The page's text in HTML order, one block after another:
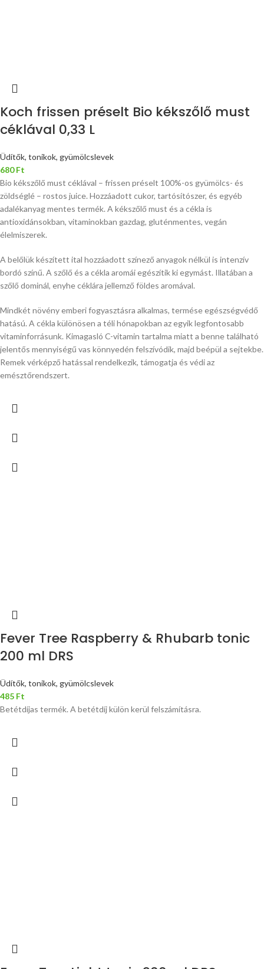
Koch frissen préselt Bio kékszőlő must
céklával 0,33 L
Üdítők, tonikok, gyümölcslevek
680Ft
Bio kékszőlő must céklával – frissen préselt 100%-os gyümölcs- és
zöldséglé – rostos juice. Hozzáadott cukor, tartósítószer, és egyéb
adalékanyag mentes termék. A kékszőlő must és a cékla is
antioxidánsokban, vitaminokban gazdag, gluténmentes, vegán
élelmiszerek.
A belőlük készített ital hozzáadott színező anyagok nélkül is intenzív
bordó színű. A szőlő és a cékla aromái egészítik ki egymást. Illatában a
szőlő dominál, enyhe céklára jellemző földes aromával.
Mindkét növény emberi fogyasztásra alkalmas, termése egészségvédő
hatású. A cékla különösen a téli hónapokban az egyik legfontosabb
vitaminforrásunk. Kimagasló C-vitamin tartalma miatt a benne található
jelentős mennyiségű vas könnyedén felszívódik, majd beépül a sejtekbe.
Remek vérképző hatással rendelkezik, támogatja és védi az
emésztőrendszert.
Fever Tree Raspberry & Rhubarb tonic
200 ml DRS
Üdítők, tonikok, gyümölcslevek
485 Ft
Betétdíjas termék. A betétdíj külön kerül felszámításra.